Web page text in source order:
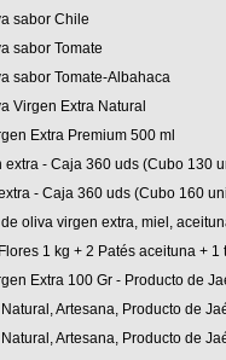
sabor Chile
sabor Tomate
sabor Tomate-Albahaca
Virgen Extra Natural
Extra Premium 500 ml
extra - Caja 360 uds (Cubo 130
- Caja 360 uds (Cubo 160
oliva virgen extra, miel,
1 kg + 2 Patés aceituna + 1
Extra 100 Gr - Producto de
Artesana, Producto de
Artesana, Producto de